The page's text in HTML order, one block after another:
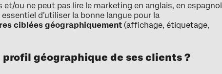
et/ou ne peut pas lire le marketing en anglais, en espagnol
d’utiliser la bonne langue pour la
ciblées géographiquement (affichage, étiquetage,
profil géographique de ses clients ?